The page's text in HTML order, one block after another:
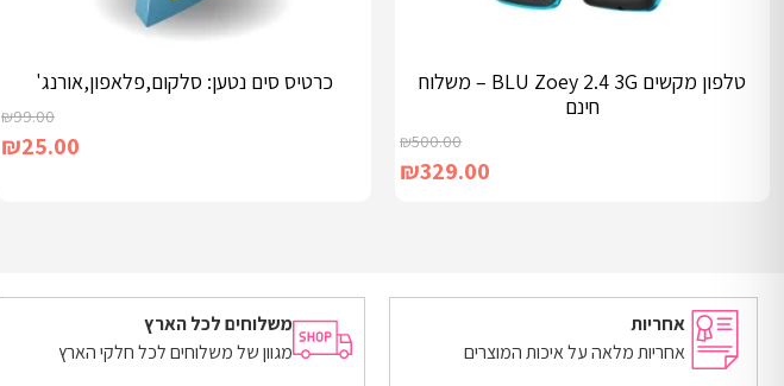
טלפון מקשים BLU Zoey 2.4 3G – משלוח
חינם
₪500.00
₪329.00
מידע נוסף
כרטיס סים נטען: סלקום,פלאפון,אורנג'
₪99.00
₪25.00
יש לבחור אפשרויות
אחריות
אחריות מלאה על איכות המוצרים
משלוחים לכל הארץ
מגוון של משלוחים לכל חלקי הארץ